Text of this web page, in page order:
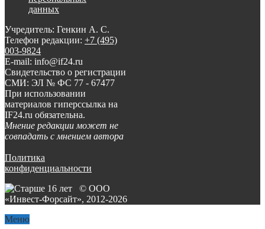
данных
Учредитель: Генкин А. С.
Телефон редакции: +7 (495)
003-9824
E-mail: info@if24.ru
Свидетельство о регистрации
СМИ: ЭЛ № ФС 77 - 67477
При использовании
материалов гиперссылка на
IF24.ru обязательна.
Мнение редакции может не
совпадать с мнением автора
Политика
конфиденциальности
© ООО
«Инвест-Форсайт», 2012-2026
Меню